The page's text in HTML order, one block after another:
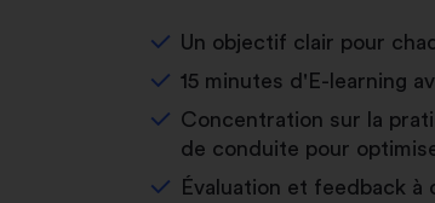
Un objectif clair pour
15 minutes d'E-learning
Concentration sur la
de conduite pour
Évaluation et feedback à